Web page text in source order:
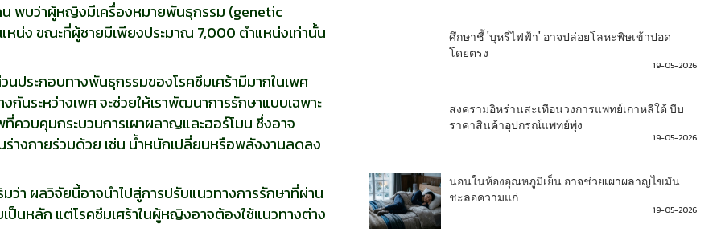
น พบว่าผู้หญิงมีเครื่องหมายพันธุกรรม (genetic
หน่ง ขณะที่ผู้ชายมีเพียงประมาณ 7,000 ตำแหน่งเท่านั้น
ประกอบทางพันธุกรรมของโรคซึมเศร้ามีมากในเพศ
นระหว่างเพศ จะช่วยให้เราพัฒนาการรักษาแบบเฉพาะ
วบคุมกระบวนการเผาผลาญและฮอร์โมน ซึ่งอาจ
างกายร่วมด้วย เช่น น้ำหนักเปลี่ยนหรือพลังงานลดลง
า ผลวิจัยนี้อาจนำไปสู่การปรับแนวทางการรักษาที่ผ่าน
นหลัก แต่โรคซึมเศร้าในผู้หญิงอาจต้องใช้แนวทางต่าง
ศึกษาชี้ 'บุหรี่ไฟฟ้า' อาจปล่อยโลหะพิษเข้าปอด
โดยตรง
19-05-2026
สงครามอิหร่านสะเทือนวงการแพทย์เกาหลีใต้ บีบ
ราคาสินค้าอุปกรณ์แพทย์พุ่ง
19-05-2026
นอนในห้องอุณหภูมิเย็น อาจช่วยเผาผลาญไขมัน
ชะลอความแก่
19-05-2026